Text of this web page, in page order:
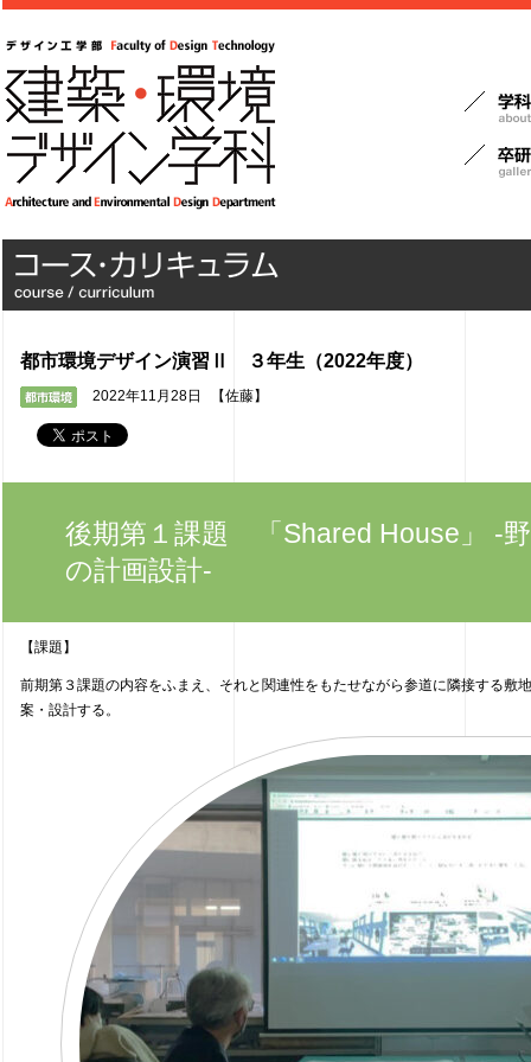
都市環境デザイン演習Ⅱ ３年生（2022年度）
2022年11月28日 【佐藤】
後期第１課題 「Shared House」 ‐
の計画設計‐
【課題】
前期第３課題の内容をふまえ、それと関連性をもたせながら参道に隣接する敷
案・設計する。